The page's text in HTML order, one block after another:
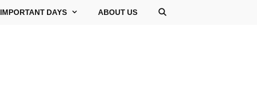
IMPORTANT DAYS ABOUT US